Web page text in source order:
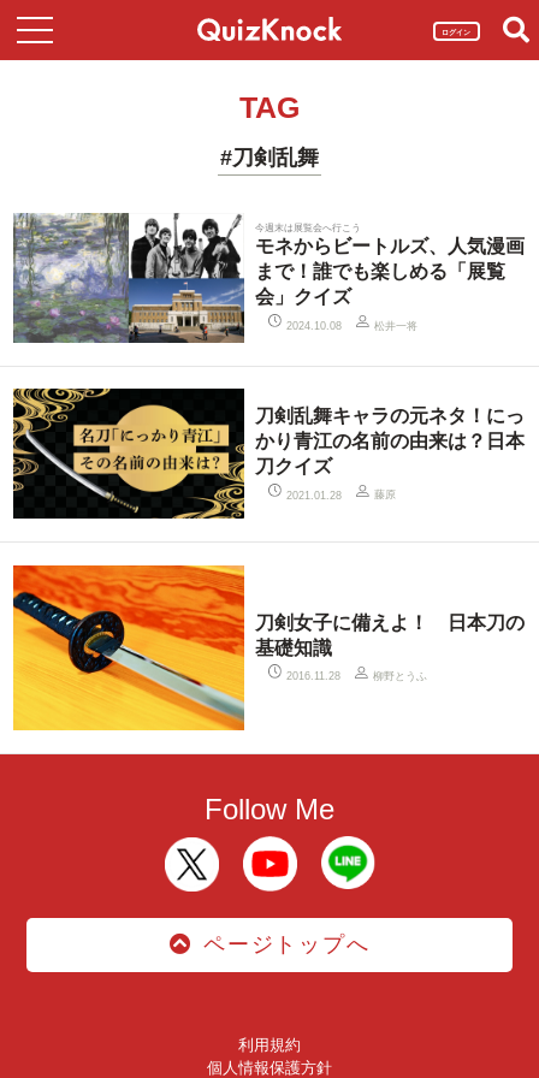
ログイン
TAG
#刀剣乱舞
今週末は展覧会へ行こう
モネからビートルズ、人気漫画
まで！誰でも楽しめる「展覧
会」クイズ
2024.10.08 松井一将
刀剣乱舞キャラの元ネタ！にっ
かり青江の名前の由来は？日本
刀クイズ
2021.01.28 藤原
刀剣女子に備えよ！ 日本刀の
基礎知識
2016.11.28 柳野とうふ
Follow Me
ページトップへ
利用規約
個人情報保護方針